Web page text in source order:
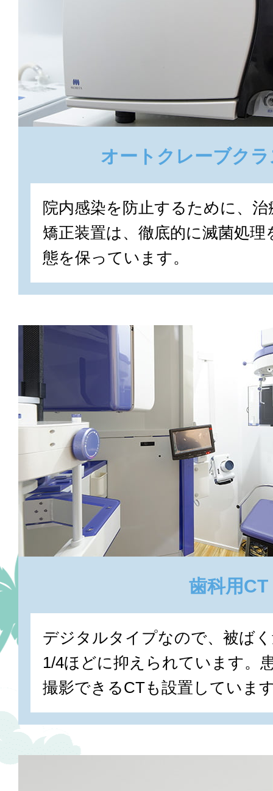
オートクレーブク
院内感染を防止するために、
矯正装置は、徹底的に滅菌処
態を保っています。
歯科用CT
デジタルタイプなので、被ば
1/4ほどに抑えられています。
撮影できるCTも設置していま